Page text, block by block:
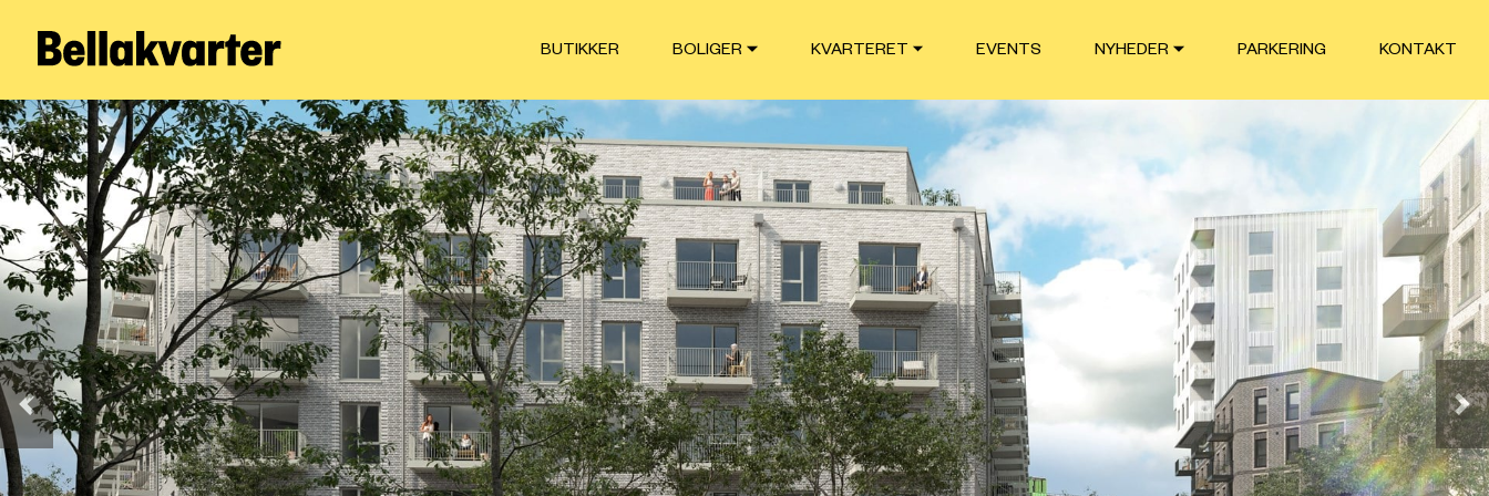
BUTIKKER BOLIGER KVARTERET EVENTS NYHEDER PARKERING KONTAKT
Forrige